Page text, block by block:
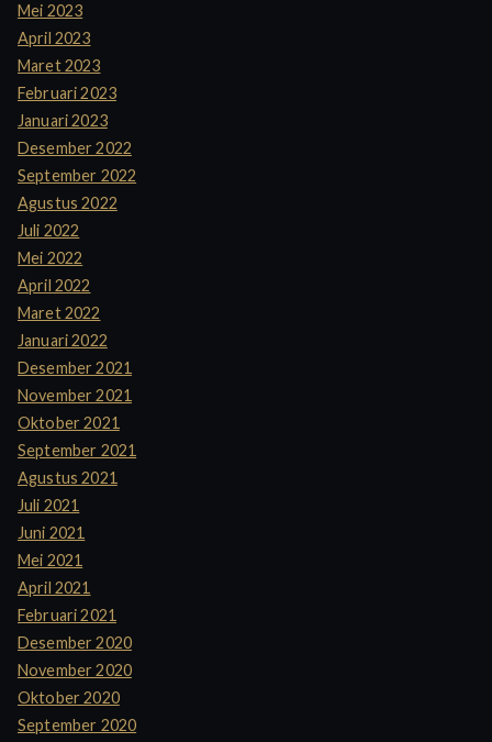
Mei 2023
April 2023
Maret 2023
Februari 2023
Januari 2023
Desember 2022
September 2022
Agustus 2022
Juli 2022
Mei 2022
April 2022
Maret 2022
Januari 2022
Desember 2021
November 2021
Oktober 2021
September 2021
Agustus 2021
Juli 2021
Juni 2021
Mei 2021
April 2021
Februari 2021
Desember 2020
November 2020
Oktober 2020
September 2020